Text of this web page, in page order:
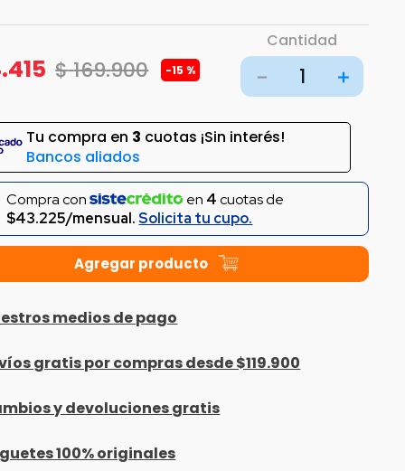
.415 $169.900 -15 %
Cantidad
＋
－
Tu compra en 3 cuotas ¡Sin interés!
Bancos aliados
Compra con en 4cuotas de
$43.225/mensual.Solicita tu cupo.
medios de pago
gratis por compras desde $119.900
y devoluciones gratis
100% originales